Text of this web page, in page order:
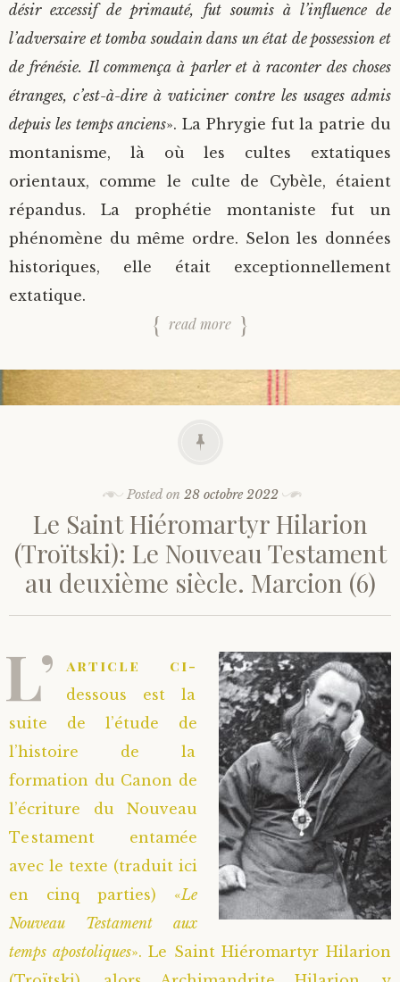
désir excessif de primauté, fut soumis à l’influence de
l’adversaire et tomba soudain dans un état de possession et
de frénésie. Il commença à parler et à raconter des choses
étranges, c’est-à-dire à vaticiner contre les usages admis
depuis les temps anciens». La Phrygie fut la patrie du
montanisme, là où les cultes extatiques
orientaux, comme le culte de Cybèle, étaient
répandus. La prophétie montaniste fut un
phénomène du même ordre. Selon les données
historiques, elle était exceptionnellement
extatique.
read more
Posted on28 octobre 2022
Le Saint Hiéromartyr Hilarion
(Troïtski): Le Nouveau Testament
au deuxième siècle. Marcion (6)
L’ article ci-
dessous est la
suite de l’étude de
l’histoire de la
formation du Canon de
l’écriture du Nouveau
Testament entamée
avec le texte (traduit ici
en cinq parties) «Le
Nouveau Testament aux
temps apostoliques». Le Saint Hiéromartyr Hilarion